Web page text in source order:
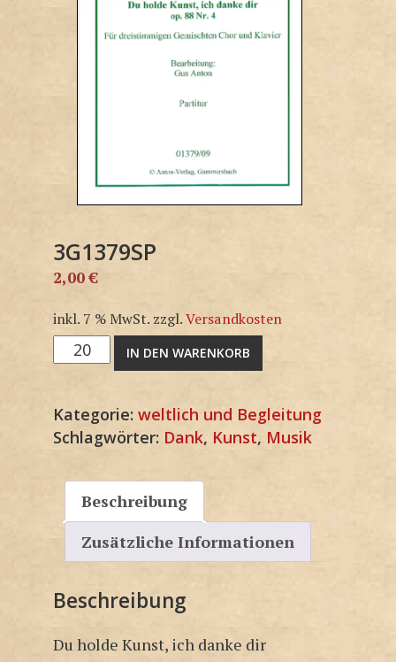
3G1379SP
2,00€
inkl. 7 % MwSt. zzgl.Versandkosten
3G1379SP
Menge
IN DEN WARENKORB
Kategorie: weltlich und Begleitung
Schlagwörter: Dank, Kunst, Musik
Beschreibung
Zusätzliche Informationen
Beschreibung
Du holde Kunst, ich danke dir